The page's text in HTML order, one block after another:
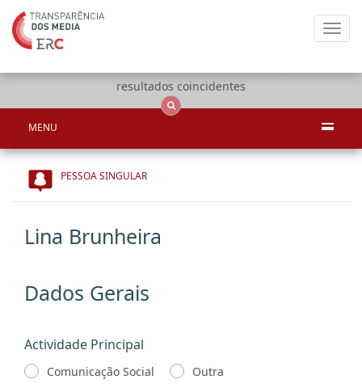
resultados coincidentes
MENU
PESSOA SINGULAR
Lina Brunheira
Dados Gerais
Actividade Principal
Comunicação Social Outra